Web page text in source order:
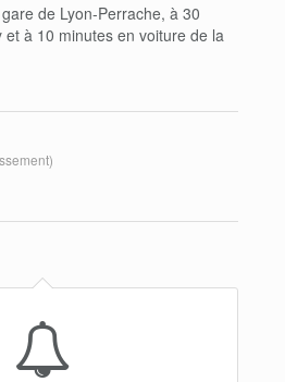
de Lyon-Perrache, à 30
et à 10 minutes en voiture de la